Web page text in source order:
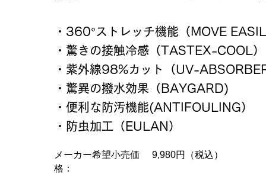
・360°ストレッチ機能（MOVE
・驚きの接触冷感（TASTEX-COOL）
・紫外線98%カット（UV-
・驚異の撥水効果（BAYGARD)
・便利な防汚機能(ANTIFOULING）
・防虫加工（EULAN）
メーカー希望小売価
格：
9,980円（税込）